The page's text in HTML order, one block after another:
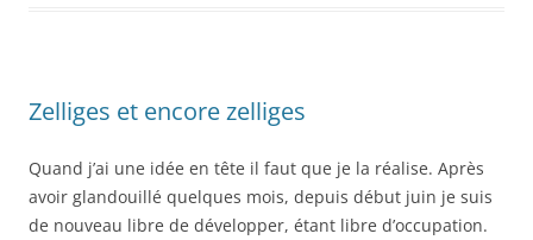
Zelliges et encore zelliges
Quand j’ai une idée en tête il faut que je la réalise. Après
avoir glandouillé quelques mois, depuis début juin je suis
de nouveau libre de développer, étant libre d’occupation.